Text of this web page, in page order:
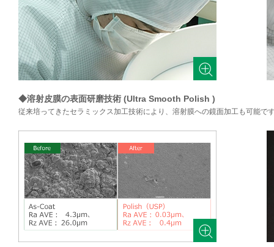
◆溶射皮膜の表面研磨技術 (Ultra Smooth Polish )
従来培ってきたセラミックス加工技術により、溶射膜への鏡面加工も可能で